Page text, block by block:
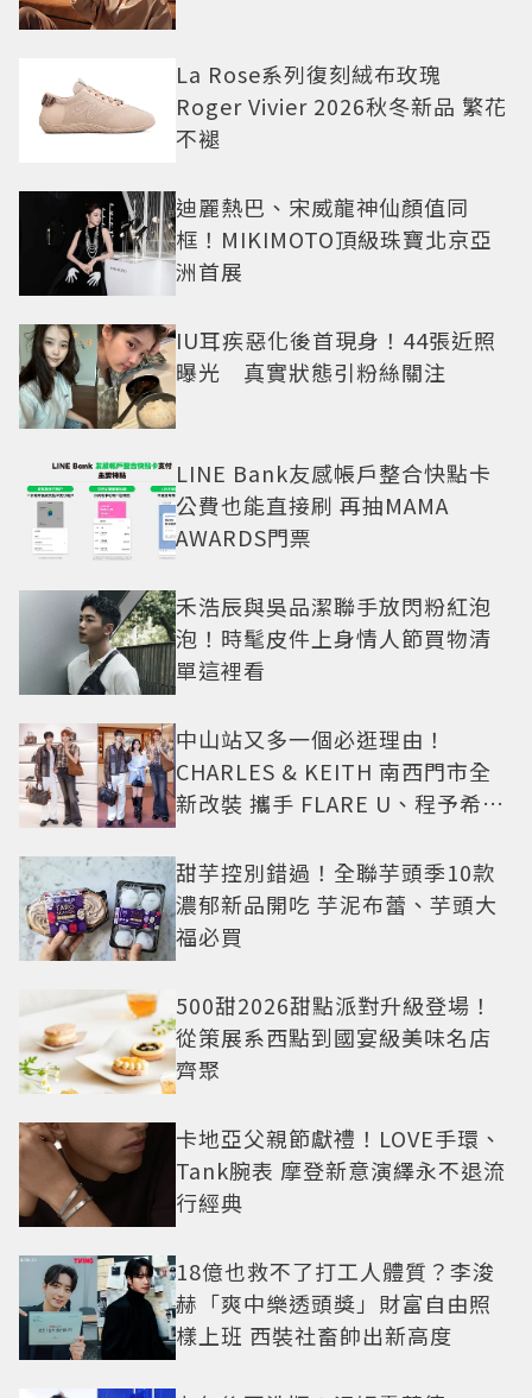
La Rose系列復刻絨布玫瑰
Roger Vivier 2026秋冬新品 繁花
不褪
迪麗熱巴、宋威龍神仙顏值同
框！MIKIMOTO頂級珠寶北京亞
洲首展
IU耳疾惡化後首現身！44張近照
曝光 真實狀態引粉絲關注
LINE Bank友感帳戶整合快點卡
公費也能直接刷 再抽MAMA
AWARDS門票
禾浩辰與吳品潔聯手放閃粉紅泡
泡！時髦皮件上身情人節買物清
單這裡看
中山站又多一個必逛理由！
CHARLES & KEITH 南西門市全
新改裝 攜手 FLARE U、程予希演
甜芋控別錯過！全聯芋頭季10款
濃郁新品開吃 芋泥布蕾、芋頭大
福必買
500甜2026甜點派對升級登場！
從策展系西點到國宴級美味名店
齊聚
卡地亞父親節獻禮！LOVE手環、
Tank腕表 摩登新意演繹永不退流
行經典
18億也救不了打工人體質？李浚
赫「爽中樂透頭獎」財富自由照
樣上班 西裝社畜帥出新高度